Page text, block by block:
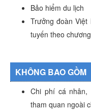
Bảo hiểm du lịch
Trưởng đoàn Việt
tuyến theo
KHÔNG BAO GỒM
Chi phí cá nhân,
tham quan ngoài